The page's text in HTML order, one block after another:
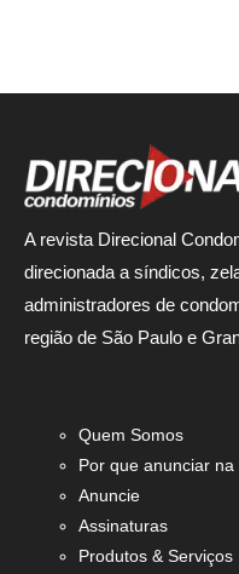
A revista Direcional
direcionada a síndicos,
administradores de
região de São Paulo e
Quem Somos
Por que anunciar
Anuncie
Assinaturas
Produtos & Serviços